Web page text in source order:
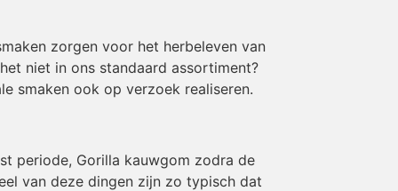
zorgen voor het herbeleven van
niet in ons standaard assortiment?
smaken ook op verzoek realiseren.
periode, Gorilla kauwgom zodra de
van deze dingen zijn zo typisch dat